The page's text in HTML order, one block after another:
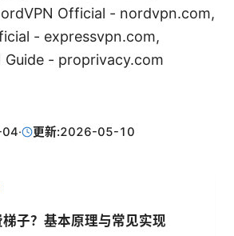
Official - nordvpn.com,
- expressvpn.com,
Guide - proprivacy.com
· 更新:2026-05-10
子？基本原理与常见实现